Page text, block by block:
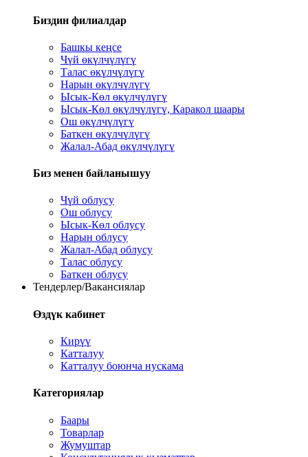
Биздин филиалдар
Башкы кеңсе
Чүй өкүлчүлүгү
Талас өкүлчүлүгү
Нарын өкүлчүлүгү
Ысык-Көл өкүлчүлүгү
Ысык-Көл өкүлчүлүгү, Каракол шаары
Ош өкүлчүлүгү
Баткен өкүлчүлүгү
Жалал-Абад өкүлчүлүгү
Биз менен байланышуу
Чүй облусу
Ош облусу
Ысык-Көл облусу
Нарын облусу
Жалал-Абад облусу
Талас облусу
Баткен облусу
Тендерлер/Вакансиялар
Өздүк кабинет
Кирүү
Катталуу
Катталуу боюнча нускама
Категориялар
Баары
Товарлар
Жумуштар